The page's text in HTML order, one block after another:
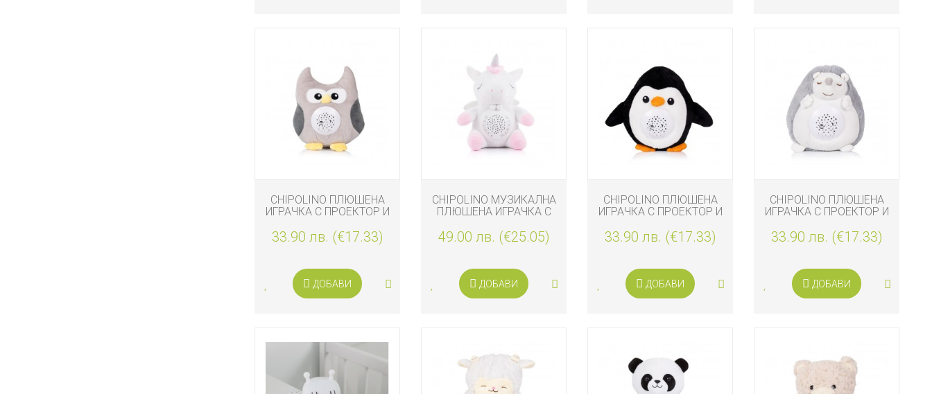
CHIPOLINO ПЛЮШЕНA
ИГРАЧКA С ПРОЕКТОР И
33.90 лв. (€17.33)
ДОБАВИ
CHIPOLINO МУЗИКАЛНА
ПЛЮШЕНА ИГРАЧКА С
ЕДНОРОГ
49.00 лв. (€25.05)
ДОБАВИ
CHIPOLINO ПЛЮШЕНА
ИГРАЧКА С ПРОЕКТОР И
33.90 лв. (€17.33)
ДОБАВИ
CHIPOLINO ПЛЮШЕНА
ИГРАЧКА С ПРОЕКТОР И
33.90 лв. (€17.33)
ДОБАВИ